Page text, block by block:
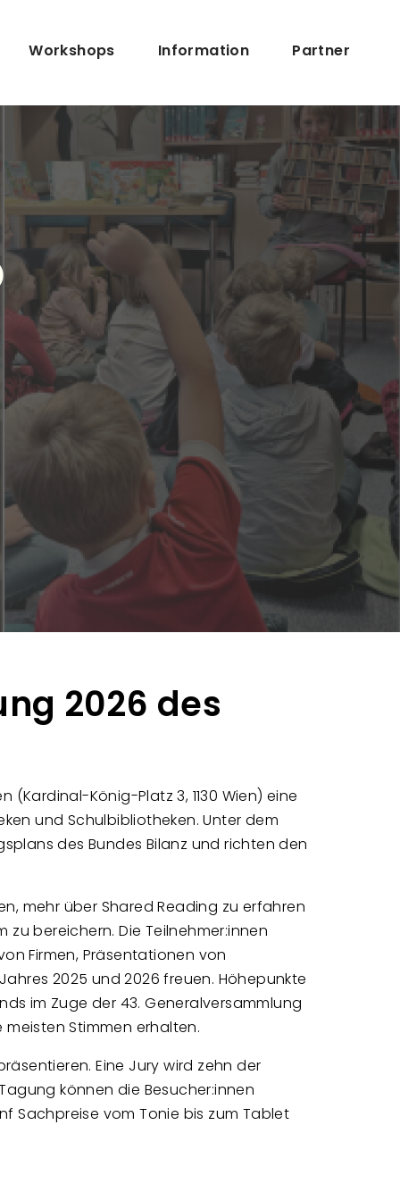
Workshops Information Partner
2026 des
König-Platz 3, 1130 Wien) eine
und Schulbibliotheken. Unter dem
des Bundes Bilanz und richten den
mehr über Shared Reading zu erfahren
bereichern. Die Teilnehmer:innen
Firmen, Präsentationen von
2025 und 2026 freuen. Höhepunkte
im Zuge der 43. Generalversammlung
Stimmen erhalten.
Eine Jury wird zehn der
können die Besucher:innen
Sachpreise vom Tonie bis zum Tablet